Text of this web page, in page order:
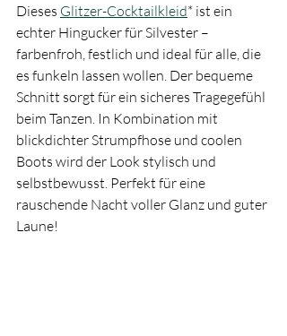
Dieses Glitzer-Cocktailkleid* ist ein
echter Hingucker für Silvester –
farbenfroh, festlich und ideal für alle, die
es funkeln lassen wollen. Der bequeme
Schnitt sorgt für ein sicheres Tragegefühl
beim Tanzen. In Kombination mit
blickdichter Strumpfhose und coolen
Boots wird der Look stylisch und
selbstbewusst. Perfekt für eine
rauschende Nacht voller Glanz und guter
Laune!